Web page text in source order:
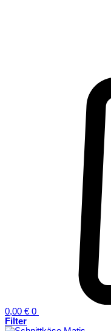
0,00 € 0
Filter